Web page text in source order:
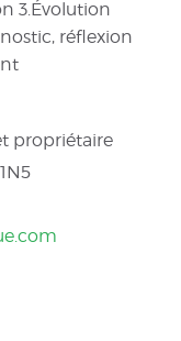
3.Évolution
réflexion
propriétaire